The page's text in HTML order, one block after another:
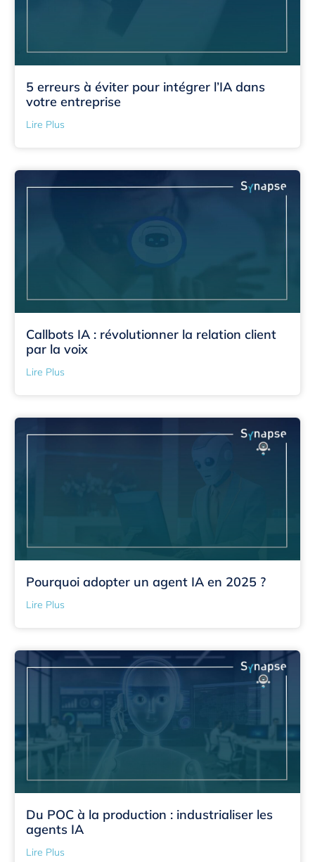
5 erreurs à éviter pour intégrer l’IA dans
votre entreprise
Lire Plus
Callbots IA : révolutionner la relation client
par la voix
Lire Plus
Pourquoi adopter un agent IA en 2025 ?
Lire Plus
Du POC à la production : industrialiser les
agents IA
Lire Plus